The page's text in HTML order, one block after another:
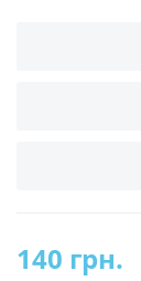
140 грн.